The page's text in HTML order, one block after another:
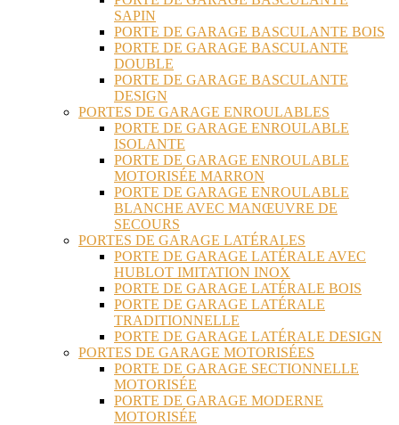
SAPIN
PORTE DE GARAGE BASCULANTE BOIS
PORTE DE GARAGE BASCULANTE
DOUBLE
PORTE DE GARAGE BASCULANTE
DESIGN
PORTES DE GARAGE ENROULABLES
PORTE DE GARAGE ENROULABLE
ISOLANTE
PORTE DE GARAGE ENROULABLE
MOTORISÉE MARRON
PORTE DE GARAGE ENROULABLE
BLANCHE AVEC MANŒUVRE DE
SECOURS
PORTES DE GARAGE LATÉRALES
PORTE DE GARAGE LATÉRALE AVEC
HUBLOT IMITATION INOX
PORTE DE GARAGE LATÉRALE BOIS
PORTE DE GARAGE LATÉRALE
TRADITIONNELLE
PORTE DE GARAGE LATÉRALE DESIGN
PORTES DE GARAGE MOTORISÉES
PORTE DE GARAGE SECTIONNELLE
MOTORISÉE
PORTE DE GARAGE MODERNE
MOTORISÉE